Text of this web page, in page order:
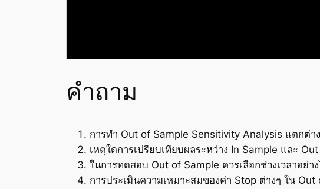
คำถาม
การทำ Out of Sample Sensitivity Analysis แตกต่า
เหตุใดการเปรียบเทียบผลระหว่าง In Sample และ
ในการทดสอบ Out of Sample ควรเลือกช่วงเวลาอย่า
การประเมินความเหมาะสมของค่า Stop ต่างๆ ใน